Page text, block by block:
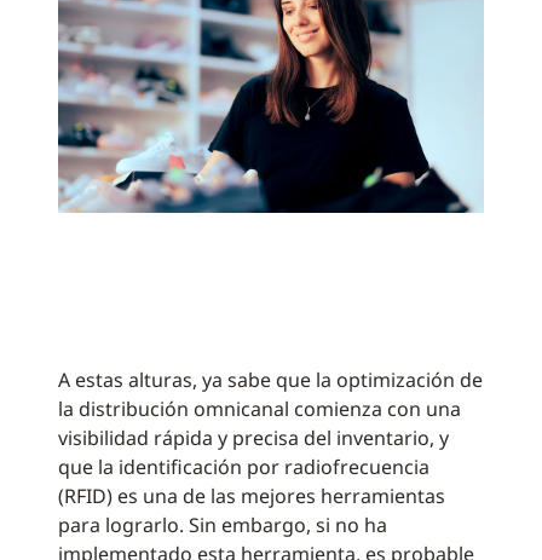
A estas alturas, ya sabe que la optimización de
la distribución omnicanal comienza con una
visibilidad rápida y precisa del inventario, y
que la identificación por radiofrecuencia
(RFID) es una de las mejores herramientas
para lograrlo. Sin embargo, si no ha
implementado esta herramienta, es probable